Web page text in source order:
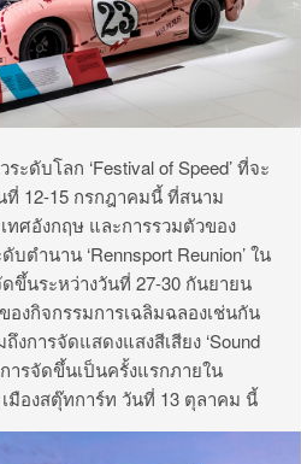
ระดับโลก ‘Festival of Speed’ ที่จะ
ที่ 12-15 กรกฎาคมนี้ ที่สนาม
ทศอังกฤษ และการรวมตัวของ
บตำนาน ‘Rennsport Reunion’ ใน
ขึ้นระหว่างวันที่ 27-30 กันยายน
องกิจกรรมการเฉลิมฉลองเช่นกัน
งการจัดแสดงแสงสีเสียง ‘Sound
การจัดขึ้นเป็นครั้งแรกภายใน
เมืองสตุ๊ทการ์ท วันที่ 13 ตุลาคม นี้